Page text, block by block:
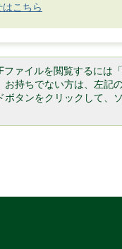
こちら
ファイルを閲覧するに
お持ちでない方は、左記
ボタンをクリックして、